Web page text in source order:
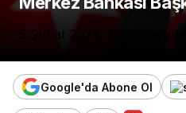
5 Şubat 2024, 13:50
Google'da Abone Ol